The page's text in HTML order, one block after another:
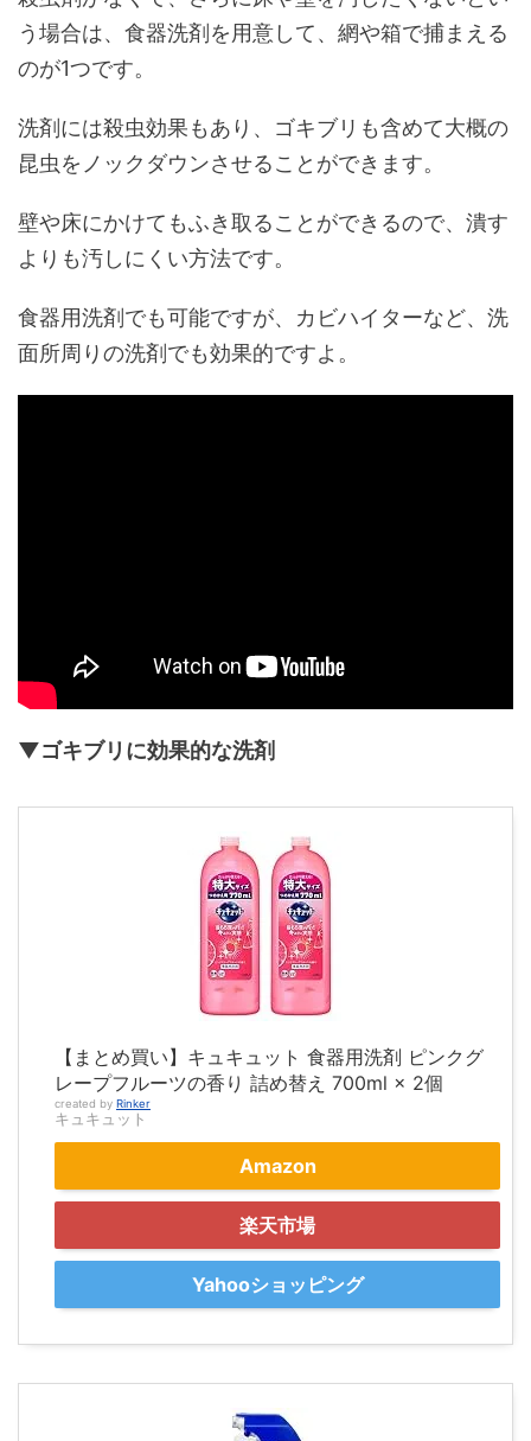
う場合は、食器洗剤を用意して、網や箱で捕まえる
のが1つです。
洗剤には殺虫効果もあり、ゴキブリも含めて大概の
昆虫をノックダウンさせることができます。
壁や床にかけてもふき取ることができるので、潰す
よりも汚しにくい方法です。
食器用洗剤でも可能ですが、カビハイターなど、洗
面所周りの洗剤でも効果的ですよ。
▼ゴキブリに効果的な洗剤
【まとめ買い】キュキュット 食器用洗剤 ピンクグ
レープフルーツの香り 詰め替え 700ml × 2個
created by Rinker
キュキュット
Amazon
楽天市場
Yahooショッピング